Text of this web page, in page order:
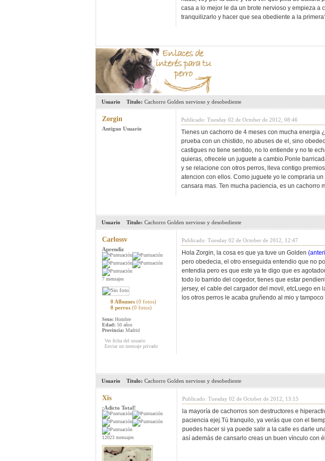
casa a lo mejor le da un brote nervioso y empieza
tranquilizarlo y hacer que sea obediente a la
Usuario Titulo: Cachorro Golden nervioso y desobediente
Zorgin
Antiguo Usuario
Publicado: Tuesday 02 de October de 2012, 08:46
Tienes un cachorro de 4 meses con mucha energia
prueba con un chistido, no abuses de el, sino
castigues no tiene sentido, no lo entiende y no te
quieras, ofrecele un juguete a cambio.Ponle
y se relacione con otros perros, lleva contigo
atencion con ellos. Como juguete yo le compraria
cansara mas. Ten mucha paciencia, es un cachorro
Usuario Titulo: Cachorro Golden nervioso y desobediente
Carlossv
Aprendiz
7 mensajes
0 Albumes (0 fotos)
0 perros (0 fotos)
Sexo: Hombre
Edad: 50 años
Provincia: Madrid
Ver ficha del usuario
Enviar un mensaje privado
Publicado: Tuesday 02 de October de 2012, 12:47
Hola Zorgin, la cosa es que ya tuve un Golden
pero obedecia, el otro enseguida entendio que no
entendia pero es que este ya te digo que es
todo lo barrido del cogedor, tienes que estar
jersey, el cable del cargador del movil, etcLuego en
los otros perros le acaba gruñendo al mio y
Usuario Titulo: Cachorro Golden nervioso y desobediente
Xis
¡Adicto Total!
12023 mensajes
Publicado: Tuesday 02 de October de 2012, 13:15
la mayoría de cachorros son destructores e
paciencia ejej.Tú tranquilo, ya verás que con el
puedes hacer si ya puede salir a la calle es darle
así además de cansarlo creas un buen vínculo con